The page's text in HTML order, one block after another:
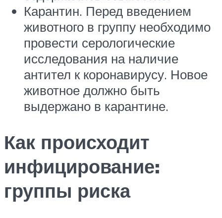
Карантин. Перед введением
животного в группу необходимо
провести серологические
исследования на наличие
антител к коронавирусу. Новое
животное должно быть
выдержано в карантине.
Как происходит
инфицирование:
группы риска